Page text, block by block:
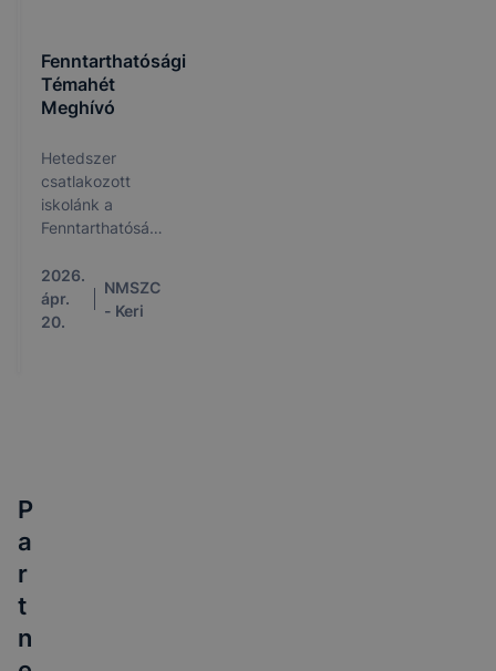
Fenntarthatósági
Témahét
Meghívó
Hetedszer
csatlakozott
iskolánk a
Fenntarthatósági
programhoz!
2026.
ápr.
20.
NMSZC
- Keri
P
a
r
t
n